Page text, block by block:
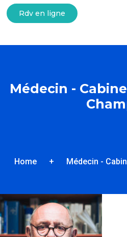
Rdv en ligne
Médecin -
Home + Médecin -